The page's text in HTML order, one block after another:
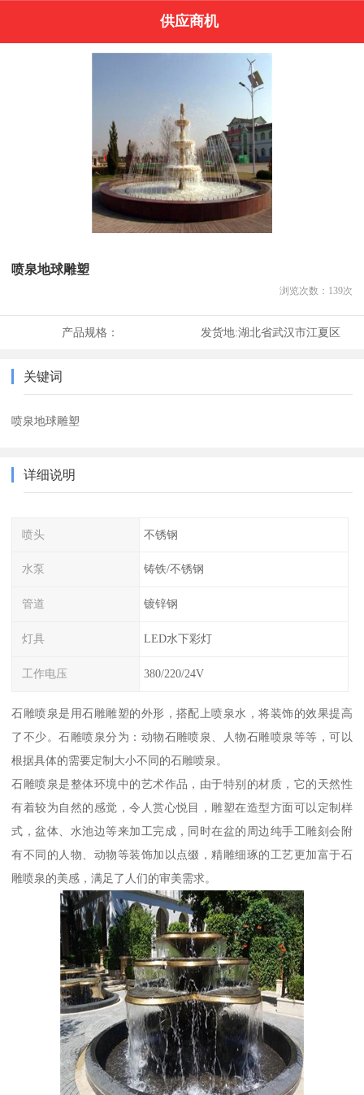
供应商机
喷泉地球雕塑
浏览次数： 139次
产品规格： 发货地:湖北省武汉市江夏区
关键词
喷泉地球雕塑
详细说明
喷头 不锈钢
水泵 铸铁/不锈钢
管道 镀锌钢
灯具 LED水下彩灯
工作电压 380/220/24V
石雕喷泉是用石雕雕塑的外形，搭配上喷泉水，将装饰的效果提高
了不少。石雕喷泉分为：动物石雕喷泉、人物石雕喷泉等等，可以
根据具体的需要定制大小不同的石雕喷泉。
石雕喷泉是整体环境中的艺术作品，由于特别的材质，它的天然性
有着较为自然的感觉，令人赏心悦目，雕塑在造型方面可以定制样
式，盆体、水池边等来加工完成，同时在盆的周边纯手工雕刻会附
有不同的人物、动物等装饰加以点缀，精雕细琢的工艺更加富于石
雕喷泉的美感，满足了人们的审美需求。